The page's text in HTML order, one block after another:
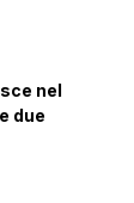
nel
due